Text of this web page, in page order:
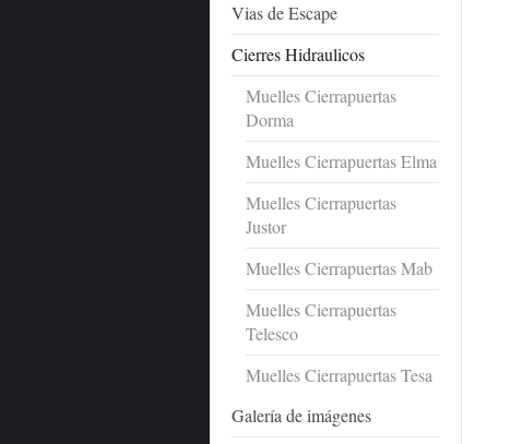
Vias de Escape
Cierres Hidraulicos
Muelles Cierrapuertas
Dorma
Muelles Cierrapuertas Elma
Muelles Cierrapuertas
Justor
Muelles Cierrapuertas Mab
Muelles Cierrapuertas
Telesco
Muelles Cierrapuertas Tesa
Galería de imágenes